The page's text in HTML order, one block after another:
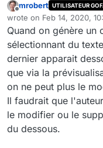
Offline
mrobert UTILISATEUR
wrote on Feb 14, 2020,
last edited by
Quand on génère un
sélectionnant du
dernier apparait
que via la
on ne peut plus le
Il faudrait que
le modifier ou le
du dessous.